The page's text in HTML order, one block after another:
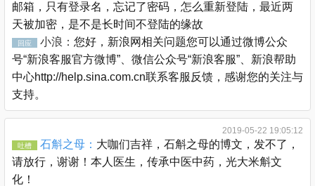
邮箱，只有登录名，忘记了密码，怎么重新登陆，最近两
天被加密，是不是长时间不登陆的缘故
回应 小浪： 您好，新浪网相关问题您可以通过微博公众
号“新浪客服官方微博”、微信公众号“新浪客服”、新浪帮助
中心http://help.sina.com.cn联系客服反馈，感谢您的关注与
支持。
2019-05-22 19:05:12
吐槽 石斛之母： 大咖们吉祥，石斛之母的博文，发不了，
请放行，谢谢！本人医生，传承中医中药，光大米斛文
化！